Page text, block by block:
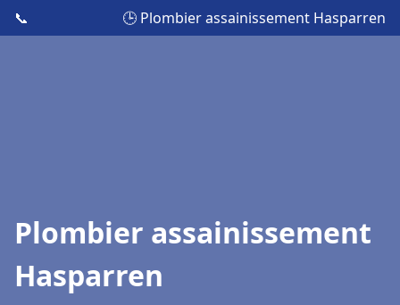
📞 🕒 Plombier assainissement Hasparren
Plombier assainissement
Hasparren